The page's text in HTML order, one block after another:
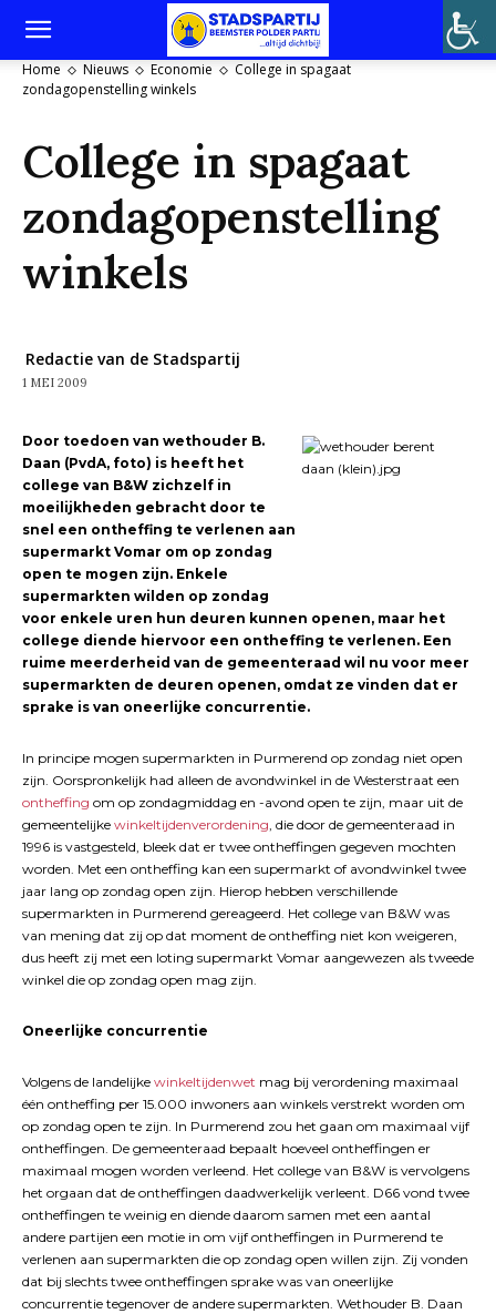
Home Nieuws Economie
College in spagaat
zondagopenstelling winkels
College in spagaat
zondagopenstelling
winkels
Redactie van de Stadspartij
1 MEI 2009
Door toedoen van wethouder B.
Daan (PvdA, foto) is heeft het
college van B&W zichzelf in
moeilijkheden gebracht door te
snel een ontheffing te verlenen aan
supermarkt Vomar om op zondag
open te mogen zijn. Enkele
supermarkten wilden op zondag
voor enkele uren hun deuren kunnen openen, maar het
college diende hiervoor een ontheffing te verlenen. Een
ruime meerderheid van de gemeenteraad wil nu voor meer
supermarkten de deuren openen, omdat ze vinden dat er
sprake is van oneerlijke concurrentie.
In principe mogen supermarkten in Purmerend op zondag niet open
zijn. Oorspronkelijk had alleen de avondwinkel in de Westerstraat een
ontheffing om op zondagmiddag en -avond open te zijn, maar uit de
gemeentelijke winkeltijdenverordening, die door de gemeenteraad in
1996 is vastgesteld, bleek dat er twee ontheffingen gegeven mochten
worden. Met een ontheffing kan een supermarkt of avondwinkel twee
jaar lang op zondag open zijn. Hierop hebben verschillende
supermarkten in Purmerend gereageerd. Het college van B&W was
van mening dat zij op dat moment de ontheffing niet kon weigeren,
dus heeft zij met een loting supermarkt Vomar aangewezen als tweede
winkel die op zondag open mag zijn.
Oneerlijke concurrentie
Volgens de landelijke winkeltijdenwet mag bij verordening maximaal
één ontheffing per 15.000 inwoners aan winkels verstrekt worden om
op zondag open te zijn. In Purmerend zou het gaan om maximaal vijf
ontheffingen. De gemeenteraad bepaalt hoeveel ontheffingen er
maximaal mogen worden verleend. Het college van B&W is vervolgens
het orgaan dat de ontheffingen daadwerkelijk verleent. D66 vond twee
ontheffingen te weinig en diende daarom samen met een aantal
andere partijen een motie in om vijf ontheffingen in Purmerend te
verlenen aan supermarkten die op zondag open willen zijn. Zij vonden
dat bij slechts twee ontheffingen sprake was van oneerlijke
concurrentie tegenover de andere supermarkten. Wethouder B. Daan